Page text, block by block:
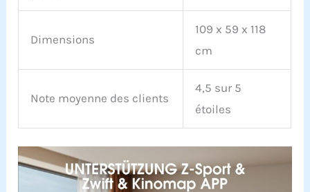
Dimensions
109 x 59 x 118
cm
Note moyenne des clients
4,5 sur 5
étoiles